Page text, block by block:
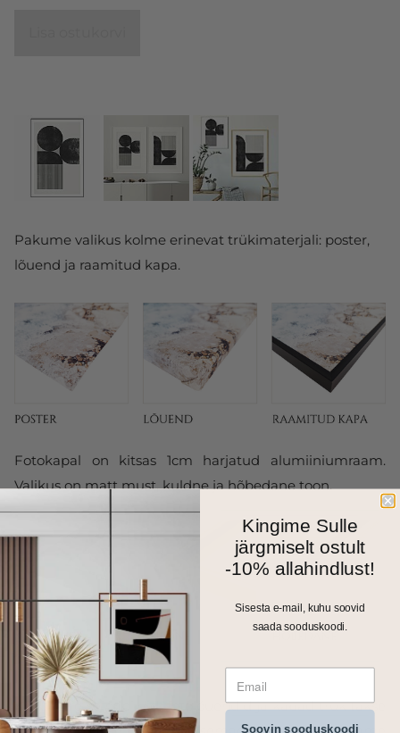
Pakume valikus kolme erinevat trükimaterjali: poster,
lõuend ja raamitud kapa.
Fotokapal on kitsas 1cm harjatud alumiiniumraam.
Valikus on matt must, kuldne ja hõbedane toon.
Kõik meie seinapildid, fotolõuendid ja kapad trükitakse
Kingime Sulle
järgmiselt ostult
-10% allahindlust!
Sisesta e-mail, kuhu soovid
saada sooduskoodi.
Soovin sooduskoodi